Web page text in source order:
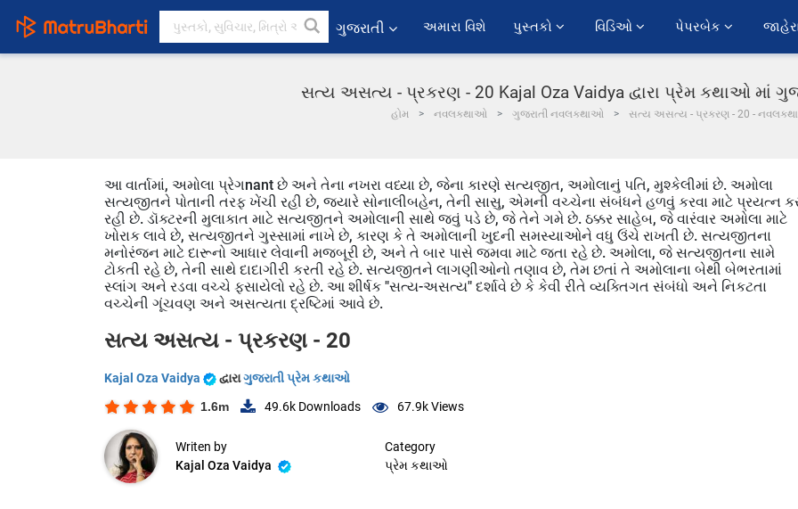
ગુજરાતી અમારા વિશે પુસ્તકો વિડિઓ પેપરબેક
સત્ય અસત્ય - પ્રકરણ - 20 Kajal Oza Vaidya દ્વારા પ્રેમ કથાઓ માં
હોમ નવલકથાઓ ગુજરાતી નવલકથાઓ સત્ય અસત્ય - પ્રકરણ - 20 - નવલકથા
આ વાર્તામાં, અમોલા પ્રેગnant છે અને તેના નખરા વધ્યા છે, જેના કારણે સત્યજીત, અમોલાનું પતિ, મુશ્કેલીમાં છે. અમોલા
સત્યજીતને પોતાની તરફ ખેંચી રહી છે, જ્યારે સોનાલીબહેન, તેની સાસુ, એમની વચ્ચેના સંબંધને હળવું કરવા માટે પ્રયત્ન
રહી છે. ડૉક્ટરની મુલાકાત માટે સત્યજીતને અમોલાની સાથે જવું પડે છે, જે તેને ગમે છે. ઠક્કર સાહેબ, જે વારંવાર અમોલા માટે
ખોરાક લાવે છે, સત્યજીતને ગુસ્સામાં નાખે છે, કારણ કે તે અમોલાની ખુદની સમસ્યાઓને વધુ ઉંચે રાખતી છે. સત્યજીતના
મનોરંજન માટે દારૂનો આધાર લેવાની મજબૂરી છે, અને તે બાર પાસે જમવા માટે જતા રહે છે. અમોલા, જે સત્યજીતના સામે
ટોકતી રહે છે, તેની સાથે દાદાગીરી કરતી રહે છે. સત્યજીતને લાગણીઓનો તણાવ છે, તેમ છતાં તે અમોલાના બેથી બેભરતામાં
સ્લાંગ અને રડવા વચ્ચે ફસાયેલો રહે છે. આ શીર્ષક "સત્ય-અસત્ય" દર્શાવે છે કે કેવી રીતે વ્યક્તિગત સંબંધો અને નિકટતા
વચ્ચેની ગૂંચવણ અને અસત્યતા દ્રષ્ટિમાં આવે છે.
સત્ય અસત્ય - પ્રકરણ - 20
Kajal Oza Vaidya દ્વારાગુજરાતી પ્રેમ કથાઓ
1.6m 49.6k Downloads 67.9kViews
Writen by
Kajal Oza Vaidya
Category
પ્રેમ કથાઓ